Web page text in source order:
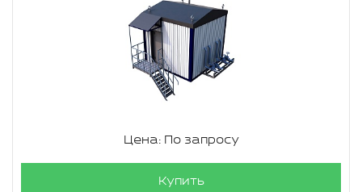
Цена: По запросу
Купить